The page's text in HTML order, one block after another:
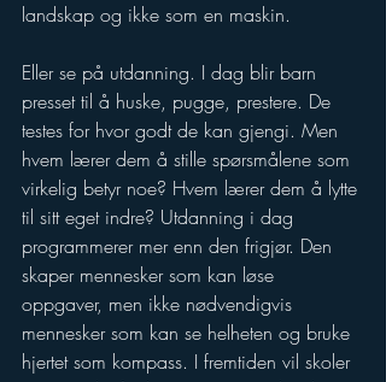
landskap og ikke som en maskin.
Eller se på utdanning. I dag blir barn
presset til å huske, pugge, prestere. De
testes for hvor godt de kan gjengi. Men
hvem lærer dem å stille spørsmålene som
virkelig betyr noe? Hvem lærer dem å lytte
til sitt eget indre? Utdanning i dag
programmerer mer enn den frigjør. Den
skaper mennesker som kan løse
oppgaver, men ikke nødvendigvis
mennesker som kan se helheten og bruke
hjertet som kompass. I fremtiden vil skoler